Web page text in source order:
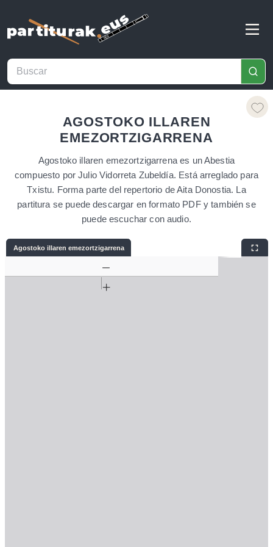
AGOSTOKO ILLAREN
EMEZORTZIGARRENA
Agostoko illaren emezortzigarrena es un Abestia
compuesto por Julio Vidorreta Zubeldía. Está arreglado para
Txistu. Forma parte del repertorio de Aita Donostia. La
partitura se puede descargar en formato PDF y también se
puede escuchar con audio.
Agostoko illaren emezortzigarrena